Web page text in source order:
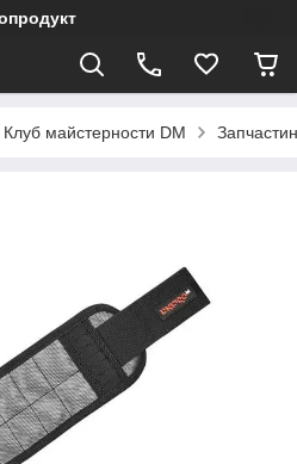
Клуб майстерности DM